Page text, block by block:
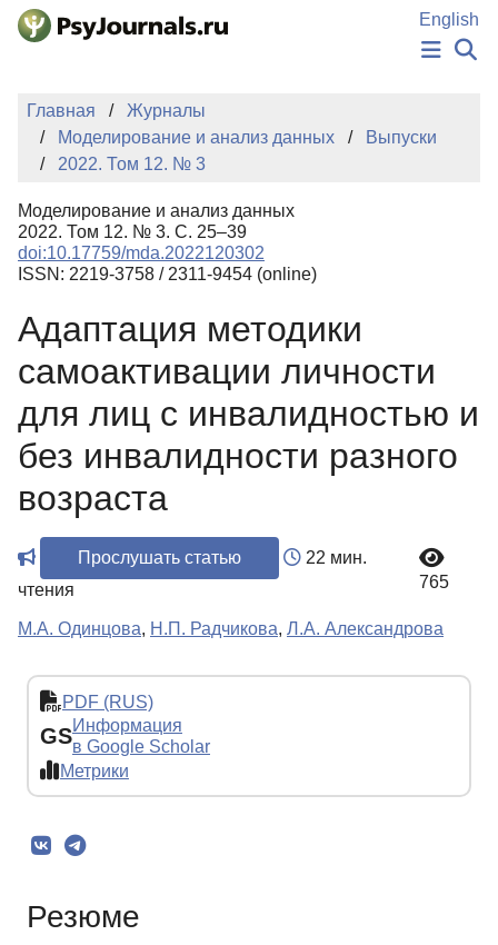
Перейти к основному содержанию
English
НОВОСТИ
АВТОРЫ
КЛЮЧЕВЫЕ СЛОВА
Регистрация
Главная
Журналы
Моделирование и анализ данных
Выпуски
2022. Том 12. № 3
Моделирование и анализ данных
2022. Том 12. № 3. С. 25–39
doi:10.17759/mda.2022120302
ISSN: 2219-3758 / 2311-9454 (online)
Адаптация методики
самоактивации личности
для лиц с инвалидностью и
без инвалидности разного
возраста
Прослушать статью
22 мин.
чтения
765
М.А. Одинцова, Н.П. Радчикова, Л.А. Александрова
PDF (RUS)
GSИнформация
в Google Scholar
Метрики
Резюме